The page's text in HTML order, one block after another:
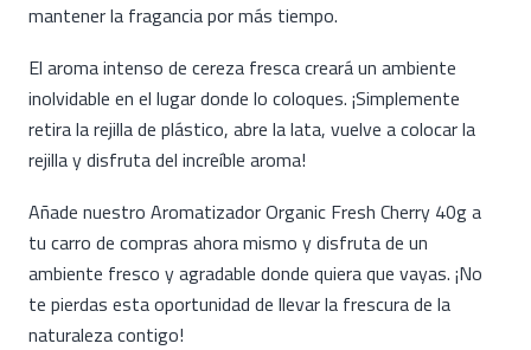
mantener la fragancia por más tiempo.
El aroma intenso de cereza fresca creará un ambiente
inolvidable en el lugar donde lo coloques. ¡Simplemente
retira la rejilla de plástico, abre la lata, vuelve a colocar la
rejilla y disfruta del increíble aroma!
Añade nuestro Aromatizador Organic Fresh Cherry 40g a
tu carro de compras ahora mismo y disfruta de un
ambiente fresco y agradable donde quiera que vayas. ¡No
te pierdas esta oportunidad de llevar la frescura de la
naturaleza contigo!